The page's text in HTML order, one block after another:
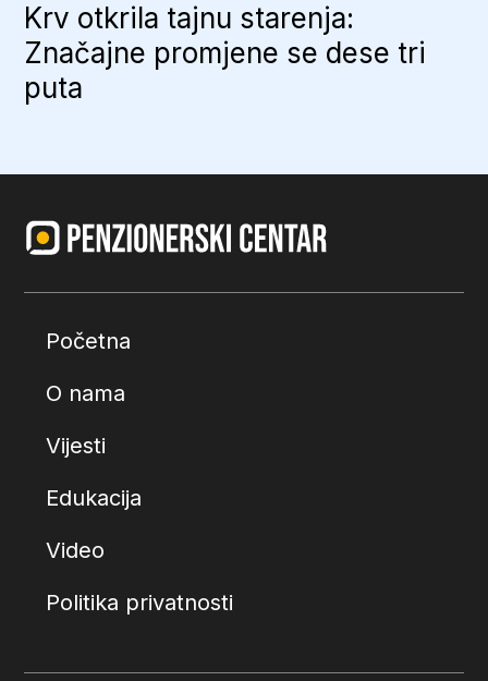
Krv otkrila tajnu starenja:
Značajne promjene se dese tri
puta
Početna
O nama
Vijesti
Edukacija
Video
Politika privatnosti